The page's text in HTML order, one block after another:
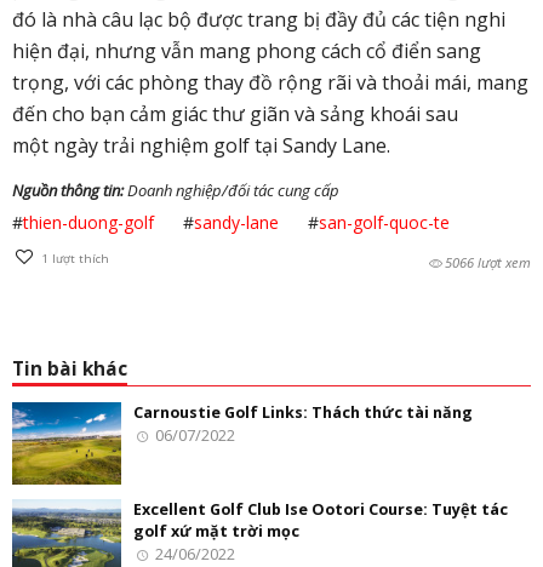
đó là nhà câu lạc bộ được trang bị đầy đủ các tiện nghi
hiện đại, nhưng vẫn mang phong cách cổ điển sang
trọng, với các phòng thay đồ rộng rãi và thoải mái, mang
đến cho bạn cảm giác thư giãn và sảng khoái sau
một ngày trải nghiệm golf tại Sandy Lane.
Nguồn thông tin:Doanh nghiệp/đối tác cung cấp
#thien-duong-golf #sandy-lane #san-golf-quoc-te
1 lượt thích 5066 lượt xem
Tin bài khác
Carnoustie Golf Links: Thách thức tài năng
06/07/2022
Excellent Golf Club Ise Ootori Course: Tuyệt tác
golf xứ mặt trời mọc
24/06/2022